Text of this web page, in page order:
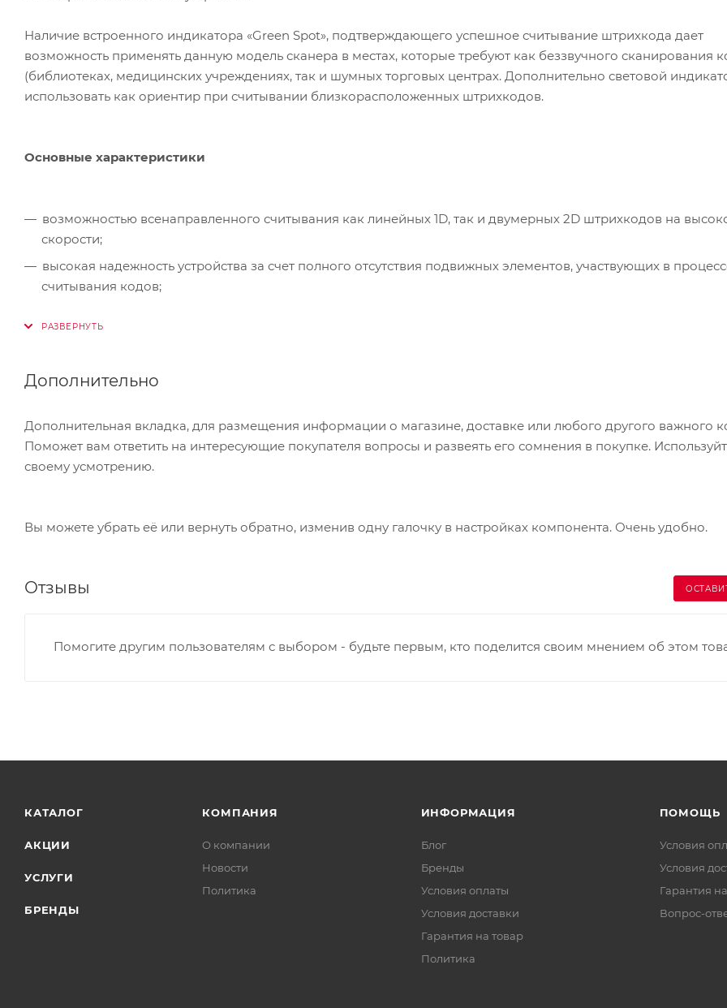
Наличие встроенного индикатора «Green Spot», подтверждающего успешное считывание штрихкода дает
возможность применять данную модель сканера в местах, которые требуют как беззвучного сканирования
(библиотеках, медицинских учреждениях, так и шумных торговых центрах. Дополнительно световой
использовать как ориентир при считывании близкорасположенных штрихкодов.
Основные характеристики
возможностью всенаправленного считывания как линейных 1D, так и двумерных 2D штрихкодов на
скорости;
высокая надежность устройства за счет полного отсутствия подвижных элементов, участвующих в
считывания кодов;
Дополнительно
Дополнительная вкладка, для размещения информации о магазине, доставке или любого другого важного
Поможет вам ответить на интересующие покупателя вопросы и развеять его сомнения в покупке.
своему усмотрению.
Вы можете убрать её или вернуть обратно, изменив одну галочку в настройках компонента. Очень удобно.
Отзывы
Помогите другим пользователям с выбором - будьте первым, кто поделится своим мнением об этом
КАТАЛОГ
АКЦИИ
УСЛУГИ
БРЕНДЫ
КОМПАНИЯ
О компании
Новости
Политика
ИНФОРМАЦИЯ
Блог
Бренды
Условия оплаты
Условия доставки
Гарантия на товар
Политика
ПОМОЩЬ
Условия
Условия
Гарантия
Вопрос-